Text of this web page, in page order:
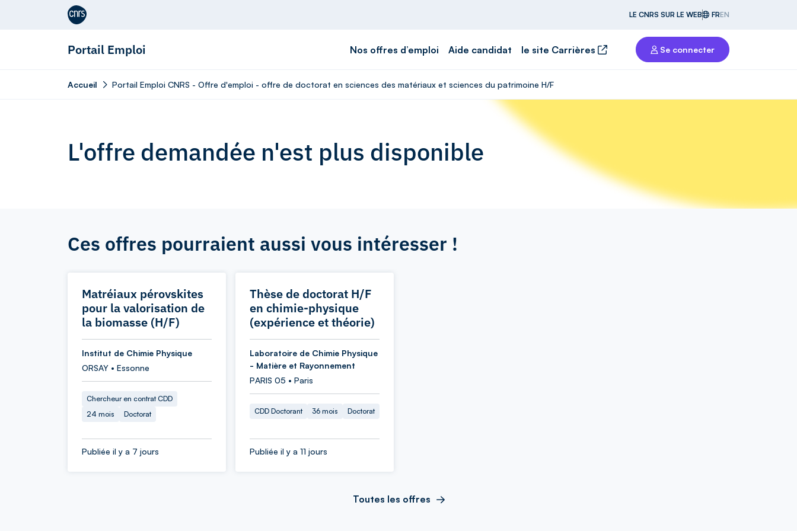
Aller au contenu
LE CNRS SUR LE WEB FREN
Portail Emploi Nos offres d’emploi Aide candidat le site Carrières Se connecter
Accueil Portail Emploi CNRS - Offre d'emploi - offre de doctorat en sciences des matériaux et sciences du patrimoine H/F
L'offre demandée n'est plus disponible
Ces offres pourraient aussi vous intéresser !
Matréiaux pérovskites
pour la valorisation de
la biomasse (H/F)
Institut de Chimie Physique
ORSAY • Essonne
Chercheur en contrat CDD
24 mois
Doctorat
Publiée il y a 7 jours
Thèse de doctorat H/F
en chimie-physique
(expérience et théorie)
Laboratoire de Chimie Physique
- Matière et Rayonnement
PARIS 05 • Paris
CDD Doctorant 36 mois Doctorat
Publiée il y a 11 jours
Toutes les offres